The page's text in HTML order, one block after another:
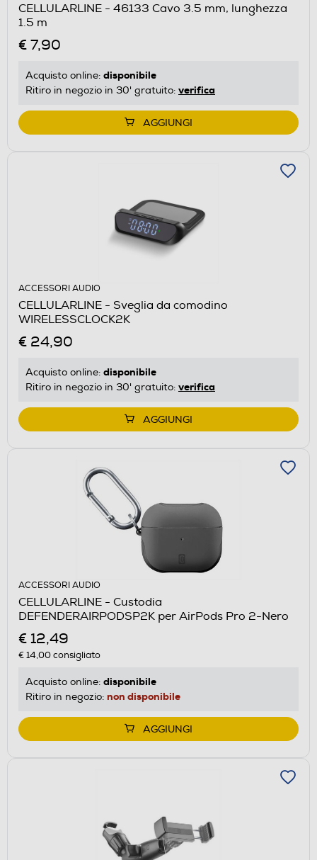
CELLULARLINE - 46133 Cavo 3.5 mm, lunghezza
1.5 m
€ 7,90
Acquisto online: disponibile
Ritiro in negozio in 30' gratuito: verifica
AGGIUNGI
ACCESSORI AUDIO
CELLULARLINE - Sveglia da comodino
WIRELESSCLOCK2K
€ 24,90
Acquisto online: disponibile
Ritiro in negozio in 30' gratuito: verifica
AGGIUNGI
ACCESSORI AUDIO
CELLULARLINE - Custodia
DEFENDERAIRPODSP2K per AirPods Pro 2-Nero
€ 12,49
€ 14,00consigliato
Acquisto online: disponibile
Ritiro in negozio: non disponibile
AGGIUNGI